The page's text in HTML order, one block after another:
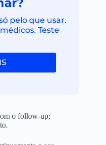
pelo que usar.
Teste
o follow-up;